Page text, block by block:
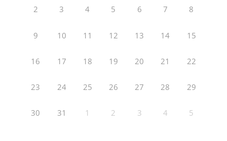
2 3 4 5 6 7 8
9 10 11 12 13 14 15
16 17 18 19 20 21 22
23 24 25 26 27 28 29
30 31 1 2 3 4 5